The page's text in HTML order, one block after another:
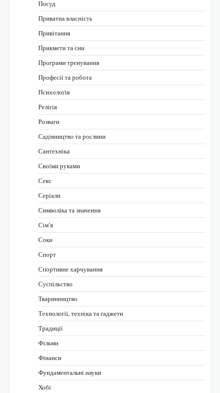
Посуд
Приватна власність
Привітання
Прикмети та сни
Програми тренування
Професії та робота
Психологія
Релігія
Розваги
Садівництво та рослини
Сантехніка
Своїми руками
Секс
Серіали
Символіка та значення
Сім’я
Соки
Спорт
Спортивне харчування
Суспільство
Тваринництво
Технології, техніка та гаджети
Традиції
Фільми
Фінанси
Фундаментальні науки
Хобі